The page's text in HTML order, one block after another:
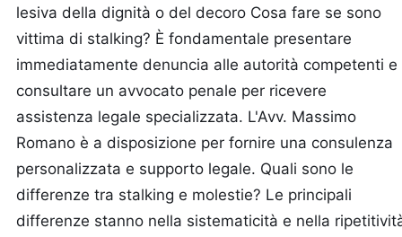
lesiva della dignità o del decoro Cosa fare se sono
vittima di stalking? È fondamentale presentare
immediatamente denuncia alle autorità competenti e
consultare un avvocato penale per ricevere
assistenza legale specializzata. L'Avv. Massimo
Romano è a disposizione per fornire una consulenza
personalizzata e supporto legale. Quali sono le
differenze tra stalking e molestie? Le principali
differenze stanno nella sistematicità e nella